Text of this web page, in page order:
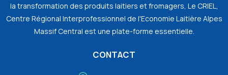
la transformation des produits laitiers et fromagers, Le CRIEL,
Centre Régional Interprofessionnel de l'Economie Laitière Alpes
Massif Central est une plate-forme essentielle.
CONTACT